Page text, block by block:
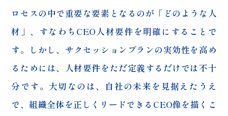
ロセスの中で重要な要素となるのが「どのような人
材」、すなわちCEO人材要件を明確にすることで
す。しかし、サクセッションプランの実効性を高め
るためには、人材要件をただ定義するだけでは不十
分です。大切なのは、自社の未来を見据えたうえ
で、組織全体を正しくリードできるCEO像を描くこ